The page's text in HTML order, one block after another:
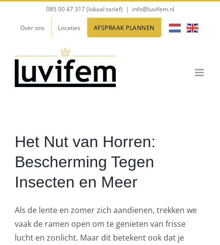
085 00 47 317 (lokaal tarief) | info@luvifem.nl
Over ons Locaties AFSPRAAK PLANNEN
Het Nut van Horren:
Bescherming Tegen
Insecten en Meer
Als de lente en zomer zich aandienen, trekken we
vaak de ramen open om te genieten van frisse
lucht en zonlicht. Maar dit betekent ook dat je